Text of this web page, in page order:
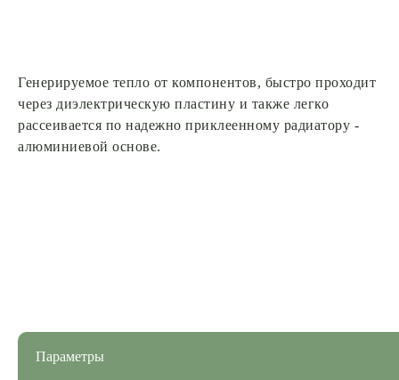
Генерируемое тепло от компонентов, быстро проходит
через диэлектрическую пластину и также легко
рассеивается по надежно приклеенному радиатору -
алюминиевой основе.
Параметры